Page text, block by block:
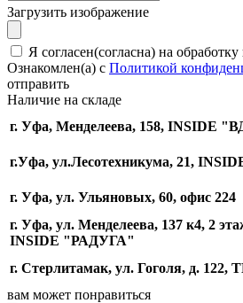
Загрузить изображение
Я согласен(согласна) на
Ознакомлен(а) с Политикой
отправить
Наличие на складе
г. Уфа, Менделеева, 158, INSIDE
г.Уфа, ​ул.Лесотехникума, 21,
г. Уфа, ул. Ульяновых, 60, офис 224
г. Уфа, ул. Менделеева, 137 к4, ​2
INSIDE "РАДУГА"
г. Стерлитамак, ул. Гоголя, д. 122,
вам может понравиться